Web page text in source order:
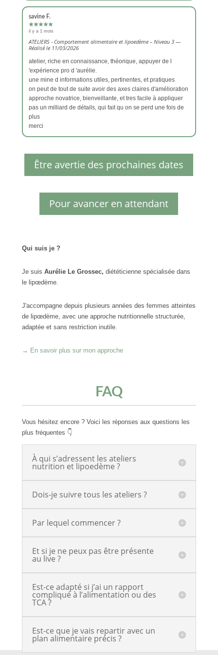
savine F.
il y a 1 mois
ATELIERS - Comportement alimentaire et lipoedème – Niveau 3 —
Réalisé le 11/03/2026
atelier, riche en connaissance, théorique, appuyer de l
'expérience pro d 'aurélie.
une mine d informations utiles, pertinentes, et pratiques
on peut de tout de suite avoir des axes claires d'amélioration
approche novatrice, bienveillante, et tres facile à appliquer
pas un milliard de détails, qui fait qu on se perd une fois de
plus
merci
Être avertie des prochaines dates
Pour avancer en attendant
Qui suis je ?
Je suis Aurélie Le Grossec, diététicienne spécialisée dans
le lipœdème.
J'accompagne depuis plusieurs années des femmes atteintes
de lipœdème, avec une approche nutritionnelle structurée,
adaptée et sans restriction inutile.
→ En savoir plus sur mon approche
FAQ
Vous hésitez encore ? Voici les réponses aux questions les
plus fréquentes 👇
À qui s’adressent les ateliers
nutrition et lipoedème ?
Dois-je suivre tous les ateliers ?
Par lequel commencer ?
Et si je ne peux pas être présente
au live ?
Est-ce adapté si j’ai un rapport
compliqué à l’alimentation ou des
TCA ?
Est-ce que je vais repartir avec un
plan alimentaire précis ?